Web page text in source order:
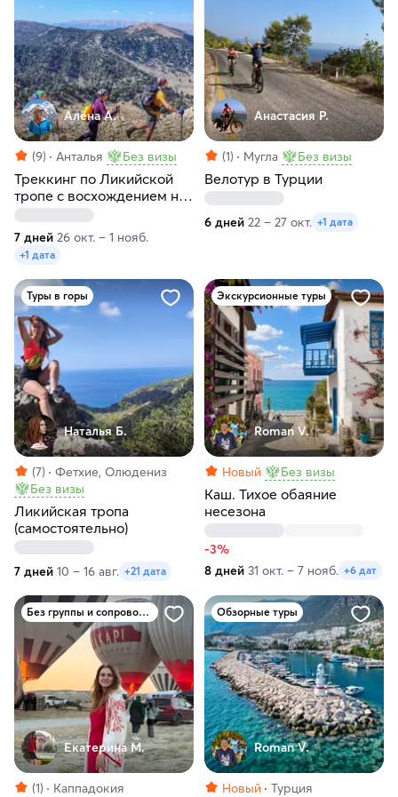
Алёна А.
(9) Анталья Без визы
Треккинг по Ликийской
тропе с восхождением на
7 дней 26 окт. – 1 нояб.
+1 дата
Анастасия Р.
(1) Мугла Без визы
Велотур в Турции
6 дней 22 – 27 окт. +1 дата
Туры в горы
Наталья Б.
(7)
Фетхие, Олюдениз
Без визы
Ликийская тропа
(самостоятельно)
7 дней 10 – 16 авг. +21 дата
Экскурсионные туры
Roman V.
Новый Без визы
Каш. Тихое обаяние
несезона
-3%
8 дней 31 окт. – 7 нояб. +6 дат
Без группы и сопровождения
Екатерина М.
(1)
Каппадокия
Обзорные туры
Roman V.
Новый
Турция